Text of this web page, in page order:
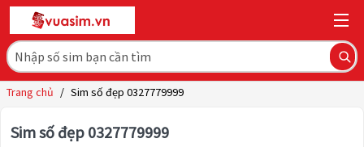
Trang chủ / Sim số đẹp 0327779999
Sim số đẹp 0327779999